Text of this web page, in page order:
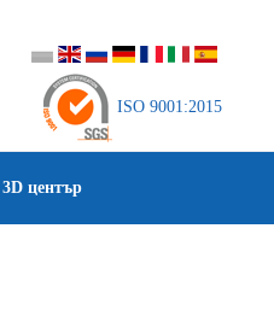
ISO 9001:2015
3D център